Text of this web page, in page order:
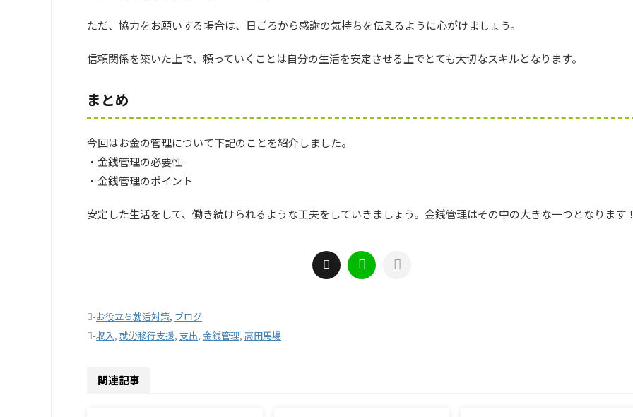
ただ、協力をお願いする場合は、日ごろから感謝の気持ちを伝えるように心がけましょう。
信頼関係を築いた上で、頼っていくことは自分の生活を安定させる上でとても大切なスキルとなります。
まとめ
今回はお金の管理について下記のことを紹介しました。
・金銭管理の必要性
・金銭管理のポイント
安定した生活をして、働き続けられるような工夫をしていきましょう。金銭管理はその中の大きな一つとなります！
-お役立ち就活対策, ブログ
-収入, 就労移行支援, 支出, 金銭管理, 高田馬場
関連記事